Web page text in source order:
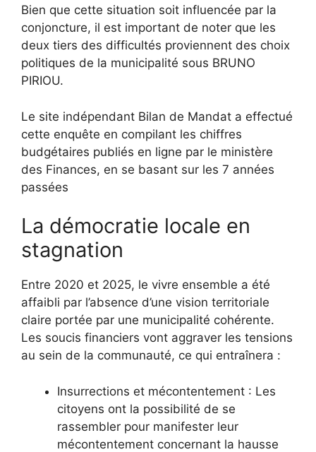
Bien que cette situation soit influencée par la
conjoncture, il est important de noter que les
deux tiers des difficultés proviennent des choix
politiques de la municipalité sous BRUNO
PIRIOU.
Le site indépendant Bilan de Mandat a effectué
cette enquête en compilant les chiffres
budgétaires publiés en ligne par le ministère
des Finances, en se basant sur les 7 années
passées
La démocratie locale en
stagnation
Entre 2020 et 2025, le vivre ensemble a été
affaibli par l’absence d’une vision territoriale
claire portée par une municipalité cohérente.
Les soucis financiers vont aggraver les tensions
au sein de la communauté, ce qui entraînera :
Insurrections et mécontentement : Les
citoyens ont la possibilité de se
rassembler pour manifester leur
mécontentement concernant la hausse